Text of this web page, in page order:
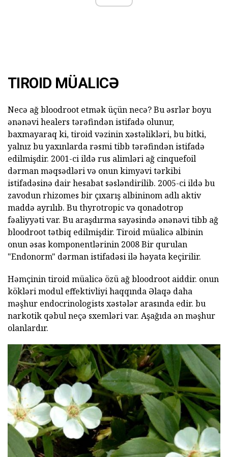
TIROID MÜALICƏ
Necə ağ bloodroot etmək üçün necə? Bu əsrlər boyu
ənənəvi healers tərəfindən istifadə olunur,
baxmayaraq ki, tiroid vəzinin xəstəlikləri, bu bitki,
yalnız bu yaxınlarda rəsmi tibb tərəfindən istifadə
edilmişdir. 2001-ci ildə rus alimləri ağ cinquefoil
dərman məqsədləri və onun kimyəvi tərkibi
istifadəsinə dair hesabat səsləndirilib. 2005-ci ildə bu
zavodun rhizomes bir çıxarış albininom adlı aktiv
maddə ayrılıb. Bu thyrotropic və qonadotrop
fəaliyyəti var. Bu araşdırma sayəsində ənənəvi tibb ağ
bloodroot tətbiq edilmişdir. Tiroid müalicə albinin
onun əsas komponentlərinin 2008 Bir qurulan
"Endonorm" dərman istifadəsi ilə həyata keçirilir.
Həmçinin tiroid müalicə özü ağ bloodroot aiddir. onun
kökləri modul effektivliyi haqqında Əlaqə daha
məşhur endocrinologists xəstələr arasında edir. bu
narkotik qəbul neçə sxemləri var. Aşağıda ən məşhur
olanlardır.